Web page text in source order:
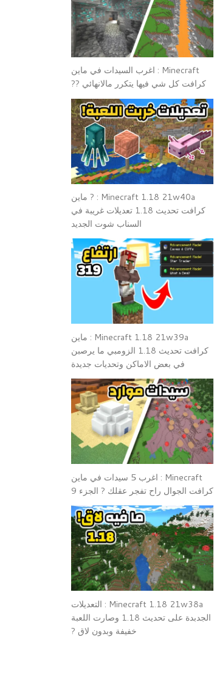
Minecraft : اغرب السيدات في ماين
كرافت كل شي فيها يتكرر مالانهائي ??
Minecraft 1.18 21w40a : ? ماين
كرافت تحديث 1.18 تعديلات غريبة في
السناب شوت الجديد
Minecraft 1.18 21w39a : ماين
كرافت تحديث 1.18 الزومبي ما يرصبن
في بعض الاماكن وتحديات جديدة
Minecraft : اغرب 5 سيدات في ماين
كرافت الجوال راح تفجر عقلك ? الجزء 9
Minecraft 1.18 21w38a : التعديلات
الجدبدة على تحديث 1.18 وصارت اللعبة
خفيفة وبدون لاق ?